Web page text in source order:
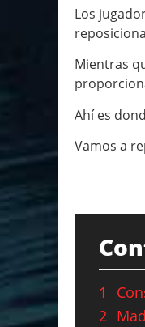
Los
Mientras
Ahí es
Vamos a
1
2